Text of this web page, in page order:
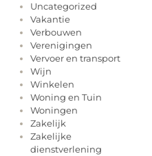
Uncategorized
Vakantie
Verbouwen
Verenigingen
Vervoer en transport
Wijn
Winkelen
Woning en Tuin
Woningen
Zakelijk
Zakelijke
dienstverlening